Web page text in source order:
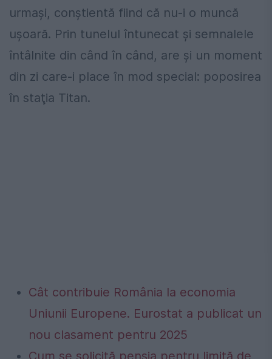
urmaşi, conştientă fiind că nu-i o muncă
uşoară. Prin tunelul întunecat şi semnalele
întâlnite din când în când, are şi un moment
din zi care-i place în mod special: poposirea
în staţia Titan.
Cât contribuie România la economia
Uniunii Europene. Eurostat a publicat un
nou clasament pentru 2025